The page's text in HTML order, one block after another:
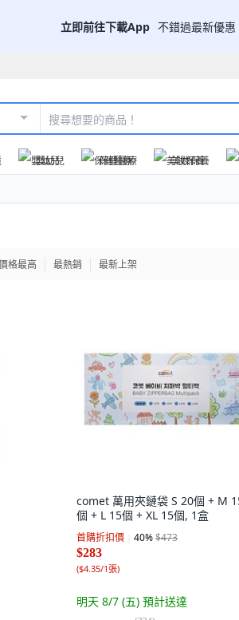
立即前往下載App 不錯過最新優惠
嬰幼兒 保健醫療 美妝保養
格最高 最熱銷 最新上架
comet 萬用夾鏈袋 S 20個 + M
個 + L 15個 + XL 15個, 1盒
首購折扣價 40%$473
$283
($4.35/1張)
明天 8/7 (五) 預計送達